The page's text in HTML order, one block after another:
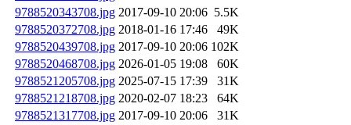
9788520343708.jpg 2017-09-10 20:06 5.5K
9788520372708.jpg 2018-01-16 17:46
49K
9788520439708.jpg 2017-09-10 20:06 102K
9788520468708.jpg 2026-01-05 19:08
60K
9788521205708.jpg 2025-07-15 17:39
31K
9788521218708.jpg 2020-02-07 18:23
64K
9788521317708.jpg 2017-09-10 20:06
31K